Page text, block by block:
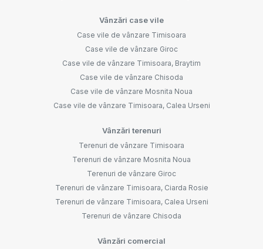
Vânzări case vile
Case vile de vânzare Timisoara
Case vile de vânzare Giroc
Case vile de vânzare Timisoara, Braytim
Case vile de vânzare Chisoda
Case vile de vânzare Mosnita Noua
Case vile de vânzare Timisoara, Calea Urseni
Vânzări terenuri
Terenuri de vânzare Timisoara
Terenuri de vânzare Mosnita Noua
Terenuri de vânzare Giroc
Terenuri de vânzare Timisoara, Ciarda Rosie
Terenuri de vânzare Timisoara, Calea Urseni
Terenuri de vânzare Chisoda
Vânzări comercial